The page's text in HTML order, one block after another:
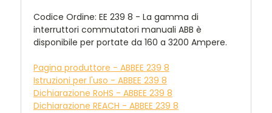
Codice Ordine: EE 239 8 - La gamma di
interruttori commutatori manuali ABB è
disponibile per portate da 160 a 3200 Ampere.
Pagina produttore - ABBEE 239 8
Istruzioni per l'uso - ABBEE 239 8
Dichiarazione RoHS - ABBEE 239 8
Dichiarazione REACH - ABBEE 239 8